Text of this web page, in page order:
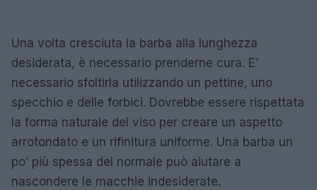
Una volta cresciuta la barba alla lunghezza
desiderata, è necessario prenderne cura. E’
necessario sfoltirla utilizzando un pettine, uno
specchio e delle forbici. Dovrebbe essere rispettata
la forma naturale del viso per creare un aspetto
arrotondato e un rifinitura uniforme. Una barba un
po’ più spessa del normale può aiutare a
nascondere le macchie indesiderate.